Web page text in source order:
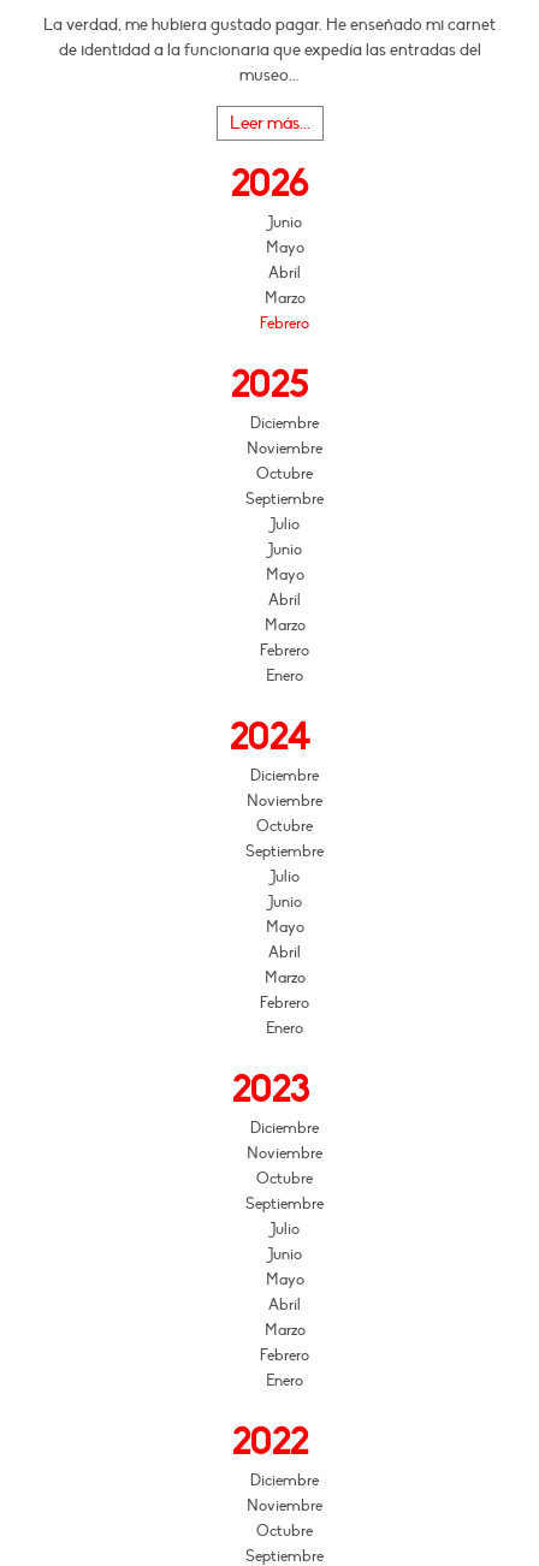
La verdad, me hubiera gustado pagar. He enseñado mi carnet
de identidad a la funcionaria que expedía las entradas del
museo...
Leer más...
2026
Junio
Mayo
Abril
Marzo
Febrero
2025
Diciembre
Noviembre
Octubre
Septiembre
Julio
Junio
Mayo
Abril
Marzo
Febrero
Enero
2024
Diciembre
Noviembre
Octubre
Septiembre
Julio
Junio
Mayo
Abril
Marzo
Febrero
Enero
2023
Diciembre
Noviembre
Octubre
Septiembre
Julio
Junio
Mayo
Abril
Marzo
Febrero
Enero
2022
Diciembre
Noviembre
Octubre
Septiembre